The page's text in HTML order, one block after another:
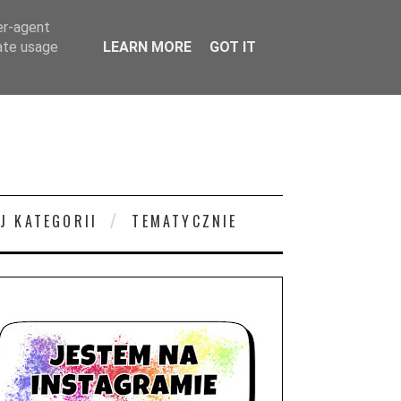
KATEGORII TEMATYCZNIE
agent
usage
LEARN MORE GOT IT